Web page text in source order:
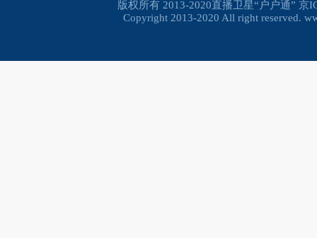
版权所有 2013-2020直播卫星“户户通” 京
Copyright 2013-2020 All right reserved.